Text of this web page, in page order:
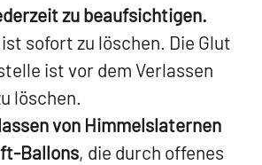
zu beaufsichtigen.
sofort zu löschen. Die Glut
ist vor dem Verlassen
löschen.
von Himmelslaternen
Ballons, die durch offenes